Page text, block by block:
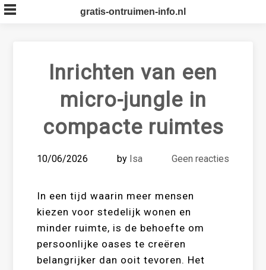
Skip
to
gratis-ontruimen-info.nl
Inrichten van een
micro-jungle in
compacte ruimtes
10/06/2026 by Isa Geen reacties
In een tijd waarin meer mensen
kiezen voor stedelijk wonen en
minder ruimte, is de behoefte om
persoonlijke oases te creëren
belangrijker dan ooit tevoren. Het